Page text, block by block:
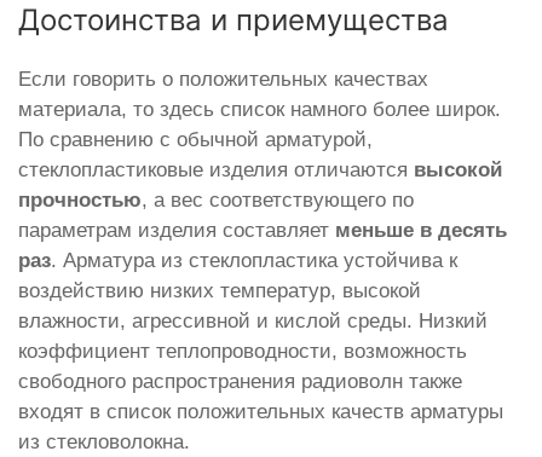
Достоинства и приемущества
Если говорить о положительных качествах
материала, то здесь список намного более широк.
По сравнению с обычной арматурой,
стеклопластиковые изделия отличаются высокой
прочностью, а вес соответствующего по
параметрам изделия составляет меньше в десять
раз. Арматура из стеклопластика устойчива к
воздействию низких температур, высокой
влажности, агрессивной и кислой среды. Низкий
коэффициент теплопроводности, возможность
свободного распространения радиоволн также
входят в список положительных качеств арматуры
из стекловолокна.